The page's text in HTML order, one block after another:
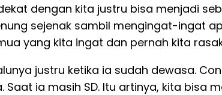
dengan kita justru bisa menjadi
sejenak sambil mengingat-ingat
yang kita ingat dan pernah kita
justru ketika ia sudah dewasa.
ia masih SD. Itu artinya, kita bisa